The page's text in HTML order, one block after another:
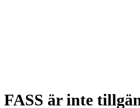
FASS är inte